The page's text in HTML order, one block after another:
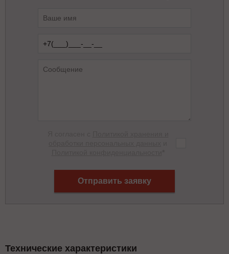
Отправить заявку
Технические характеристики